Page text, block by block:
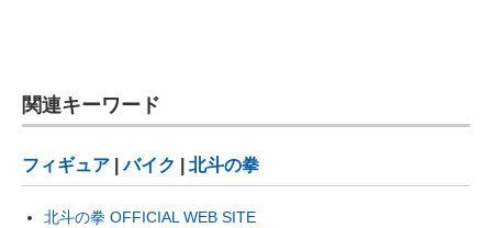
関連キーワード
フィギュア |バイク 北斗の拳
北斗の拳 OFFICIAL WEB SITE